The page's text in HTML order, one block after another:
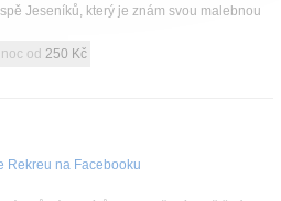
Jeseníků, který je znám svou malebnou
od 250 Kč
Rekreu na Facebooku